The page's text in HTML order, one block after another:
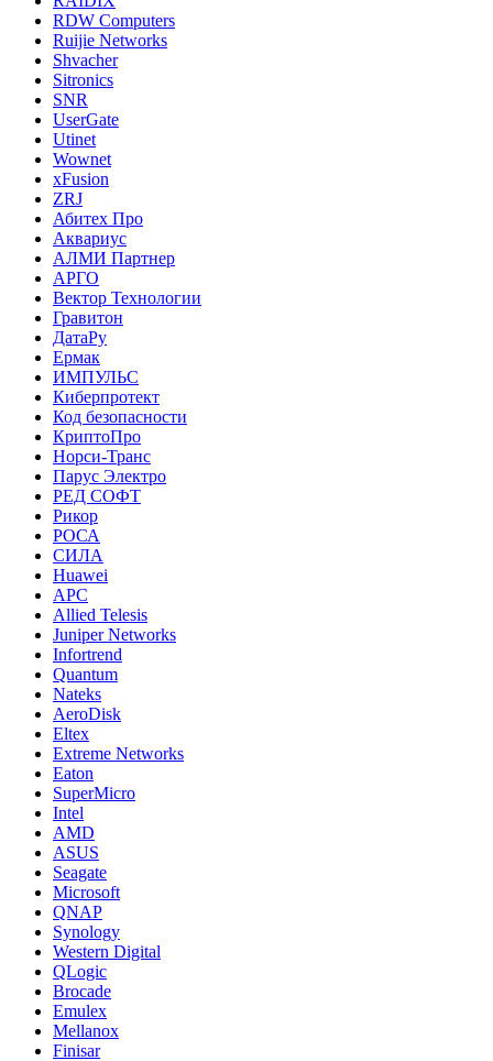
RDW Computers
Ruijie Networks
Shvacher
Sitronics
SNR
UserGate
Utinet
Wownet
xFusion
ZRJ
Абитех Про
Аквариус
АЛМИ Партнер
АРГО
Вектор Технологии
Гравитон
ДатаРу
Ермак
ИМПУЛЬС
Киберпротект
Код безопасности
КриптоПро
Норси-Транс
Парус Электро
РЕД СОФТ
Рикор
РОСА
СИЛА
Huawei
APC
Allied Telesis
Juniper Networks
Infortrend
Quantum
Nateks
AeroDisk
Eltex
Extreme Networks
Eaton
SuperMicro
Intel
AMD
ASUS
Seagate
Microsoft
QNAP
Synology
Western Digital
QLogic
Brocade
Emulex
Mellanox
Finisar